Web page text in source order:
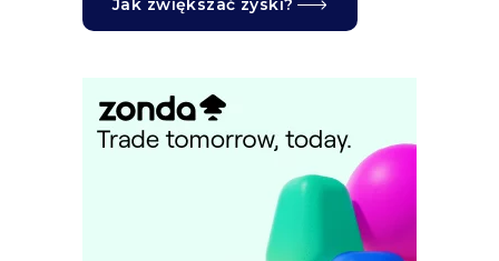
Jak zwiększać zyski?